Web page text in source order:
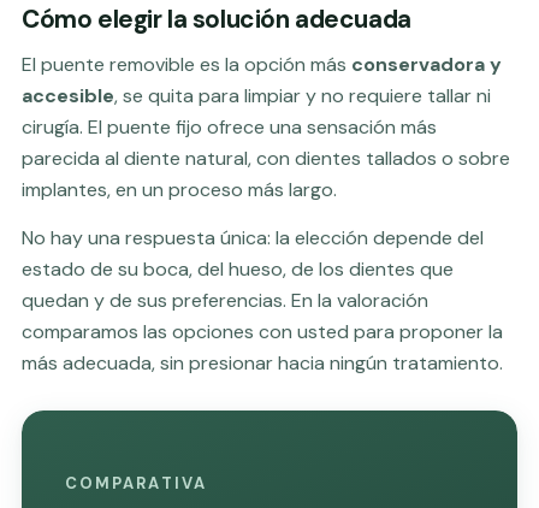
Cómo elegir la solución adecuada
El puente removible es la opción más conservadora y
accesible, se quita para limpiar y no requiere tallar ni
cirugía. El puente fijo ofrece una sensación más
parecida al diente natural, con dientes tallados o sobre
implantes, en un proceso más largo.
No hay una respuesta única: la elección depende del
estado de su boca, del hueso, de los dientes que
quedan y de sus preferencias. En la valoración
comparamos las opciones con usted para proponer la
más adecuada, sin presionar hacia ningún tratamiento.
COMPARATIVA